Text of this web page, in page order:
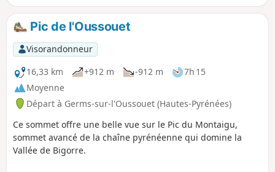
Pic de l'Oussouet
Visorandonneur
16,33 km
+912 m -912 m
7h 15
Moyenne
Départ à Germs-sur-l'Oussouet (Hautes-Pyrénées)
Ce sommet offre une belle vue sur le Pic du Montaigu,
sommet avancé de la chaîne pyrénéenne qui domine la
Vallée de Bigorre.